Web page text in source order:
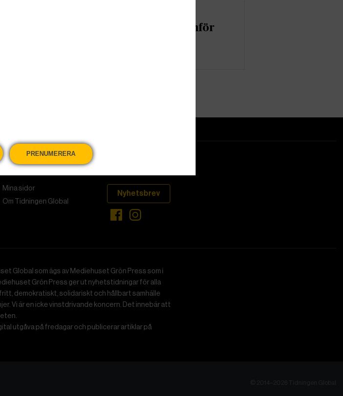
klimataktivister inför
och support
Mina sidor
Om Tidningen Global
Nyhetsbrev
Global som ägs av Mediehuset Grön Press som i
Grön Press ger ut nyhetstidningar för alla
demokratiskt, solidariskt och hållbart samhälle
Vi är en icke vinstdrivande koncern. Det innebär att
utgåva på fredagar och publicerar artiklar på
© 2014–2026 Tidningen Global
PRENUMERERA